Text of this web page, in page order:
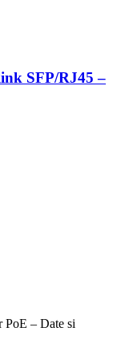
SFP/RJ45 –
PoE – Date si